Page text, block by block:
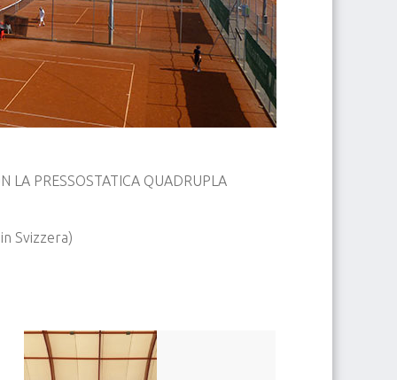
LA PRESSOSTATICA QUADRUPLA
Svizzera)